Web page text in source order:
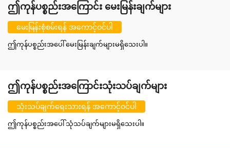
ဤကုန်ပစ္စည်းအကြောင်း မေးမြန်းချက်များ
မေးမြန်းစုံစမ်းရန် အကောင့်ဝင်ပါ
ဤကုန်ပစ္စည်းအပေါ် မေးမြန်းချက်များမရှိသေးပါ။
ဤကုန်ပစ္စည်းအကြောင်းသုံးသပ်ချက်များ
သုံးသပ်ချက်ရေးသားရန် အကောင့်ဝင်ပါ
ဤကုန်ပစ္စည်းအပေါ် သုံသပ်ချက်များမရှိသေးပါ။